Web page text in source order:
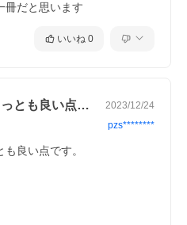
冊だと思います
いいね 0
解説が豊富なところかもっとも良い点です… 2023/12/24
pzs********
良い点です。